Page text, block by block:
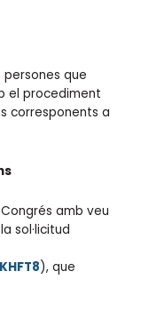
que
el procediment
corresponents a
amb veu
sol·licitud
), que